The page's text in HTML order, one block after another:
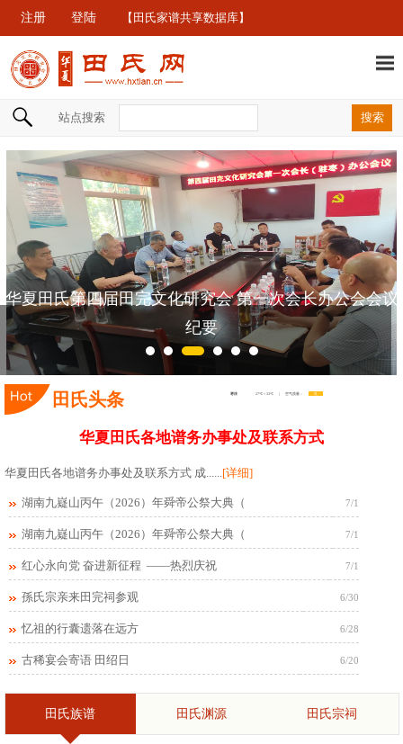
注册 登陆 【田氏家谱共享数据库】
站点搜索
华夏田氏第四届田完文化研究会 第一次会长办公会会议
纪要
田氏头条
华夏田氏各地谱务办事处及联系方式
华夏田氏各地谱务办事处及联系方式 成......[详细]
湖南九嶷山丙午（2026）年舜帝公祭大典（ 7/1
湖南九嶷山丙午（2026）年舜帝公祭大典（ 7/1
红心永向党 奋进新征程 ——热烈庆祝 7/1
孫氏宗亲来田完祠参观 6/30
忆祖的行囊遗落在远方 6/28
古稀宴会寄语 田绍日 6/20
田氏族谱 田氏渊源 田氏宗祠